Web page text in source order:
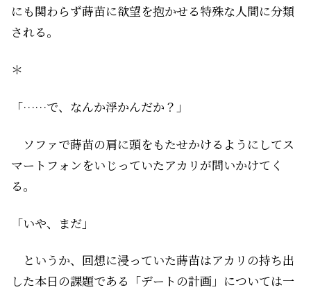
にも関わらず蒔苗に欲望を抱かせる特殊な人間に分類
される。
＊
「……で、なんか浮かんだか？」
ソファで蒔苗の肩に頭をもたせかけるようにしてス
マートフォンをいじっていたアカリが問いかけてく
る。
「いや、まだ」
というか、回想に浸っていた蒔苗はアカリの持ち出
した本日の課題である「デートの計画」については一